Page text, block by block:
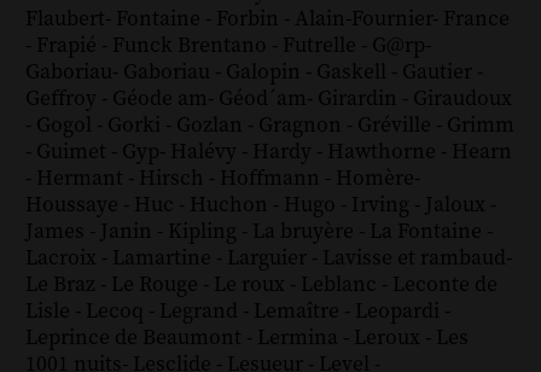
Flaubert- Fontaine - Forbin - Alain-Fournier- France
- Frapié - Funck Brentano - Futrelle - G@rp-
Gaboriau- Gaboriau - Galopin - Gaskell - Gautier -
Geffroy - Géode am- Géod´am- Girardin - Giraudoux
- Gogol - Gorki - Gozlan - Gragnon - Gréville - Grimm
- Guimet - Gyp- Halévy - Hardy - Hawthorne - Hearn
- Hermant - Hirsch - Hoffmann - Homère-
Houssaye - Huc - Huchon - Hugo - Irving - Jaloux -
James - Janin - Kipling - La bruyère - La Fontaine -
Lacroix - Lamartine - Larguier - Lavisse et rambaud-
Le Braz - Le Rouge - Le roux - Leblanc - Leconte de
Lisle - Lecoq - Legrand - Lemaître - Leopardi -
Leprince de Beaumont - Lermina - Leroux - Les
1001 nuits- Lesclide - Lesueur - Level -